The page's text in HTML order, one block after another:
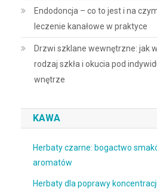
Endodoncja – co to jest i na
leczenie kanałowe w praktyce
Drzwi szklane wewnętrzne: jak
rodzaj szkła i okucia pod
wnętrze
KAWA
Herbaty czarne: bogactwo
aromatów
Herbaty dla poprawy